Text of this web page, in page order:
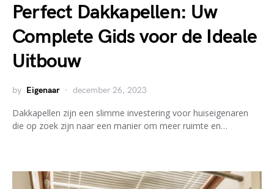
Perfect Dakkapellen: Uw
Complete Gids voor de Ideale
Uitbouw
by Eigenaar december 26, 2023
Dakkapellen zijn een slimme investering voor huiseigenaren
die op zoek zijn naar een manier om meer ruimte en…